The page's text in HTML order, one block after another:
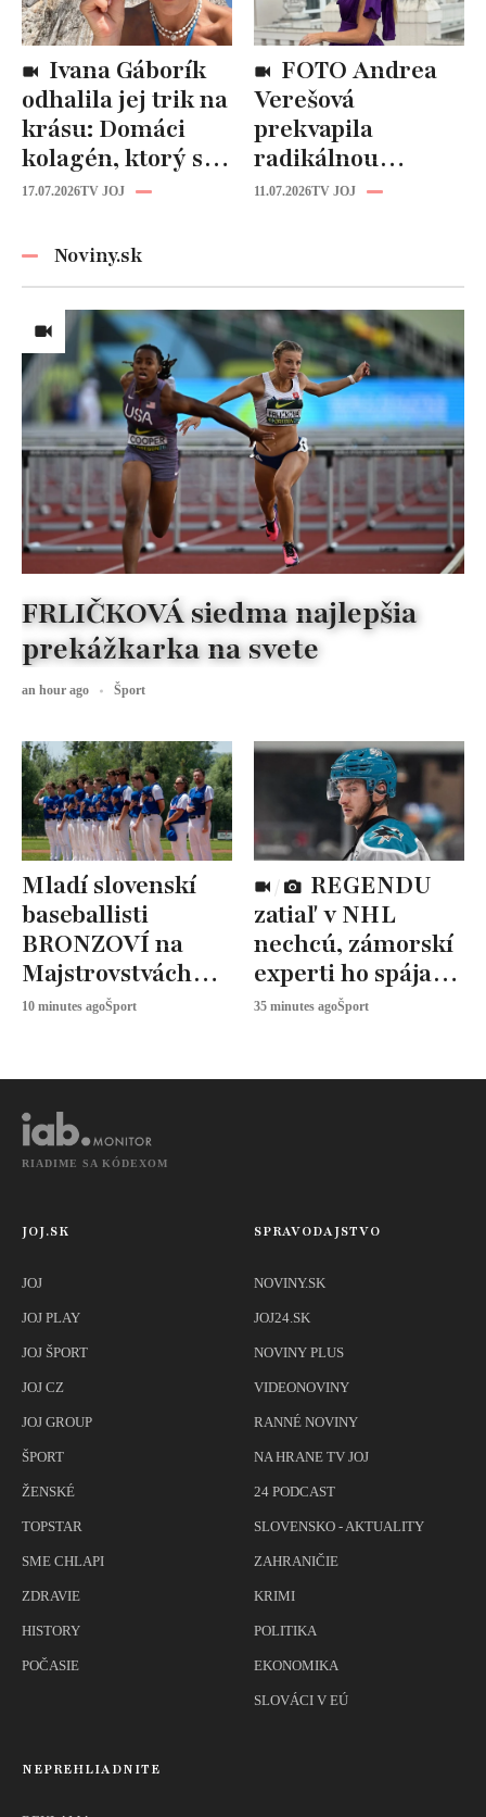
odhalila jej trik na
krásu: Domáci
kolagén, ktorý si
zvládnete
17.07.2026TV JOJ
Verešová
prekvapila
radikálnou
zmenou účesu: Je
11.07.2026TV JOJ
Noviny.sk
Mladí slovenskí
baseballisti
BRONZOVÍ na
Majstrovstvách
Európy
10 minutes agoŠport
zatiaľ v NHL
nechcú, zámorskí
experti ho spájajú
s dvoma klubmi
35 minutes agoŠport
FRLIČKOVÁ siedma najlepšia
prekážkarka na svete
an hour ago Šport
RIADIME SA KÓDEXOM
JOJ.SK
JOJ
JOJ PLAY
JOJ ŠPORT
JOJ CZ
JOJ GROUP
ŠPORT
ŽENSKÉ
TOPSTAR
SME CHLAPI
ZDRAVIE
HISTORY
POČASIE
SPRAVODAJSTVO
NOVINY.SK
JOJ24.SK
NOVINY PLUS
VIDEONOVINY
RANNÉ NOVINY
NA HRANE TV JOJ
24 PODCAST
SLOVENSKO - AKTUALITY
ZAHRANIČIE
KRIMI
POLITIKA
EKONOMIKA
SLOVÁCI V EÚ
NEPREHLIADNITE